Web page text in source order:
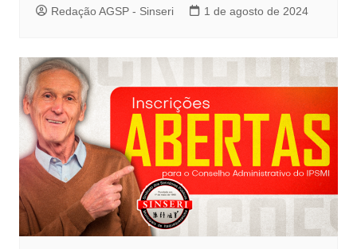
Redação AGSP - Sinseri 1 de agosto de 2024